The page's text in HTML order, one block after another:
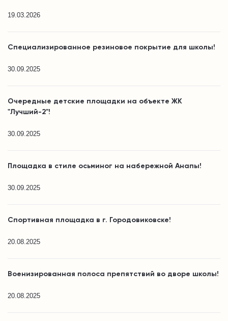
19.03.2026
Специализированное резиновое покрытие для школы!
30.09.2025
Очередные детские площадки на объекте ЖК
"Лучший-2"!
30.09.2025
Площадка в стиле осьминог на набережной Анапы!
30.09.2025
Спортивная площадка в г. Городовиковске!
20.08.2025
Военизированная полоса препятствий во дворе школы!
20.08.2025